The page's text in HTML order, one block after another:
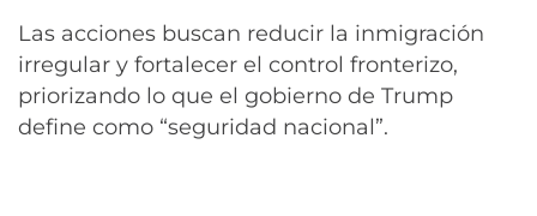
Las acciones buscan reducir la inmigración
irregular y fortalecer el control fronterizo,
priorizando lo que el gobierno de Trump
define como “seguridad nacional”.